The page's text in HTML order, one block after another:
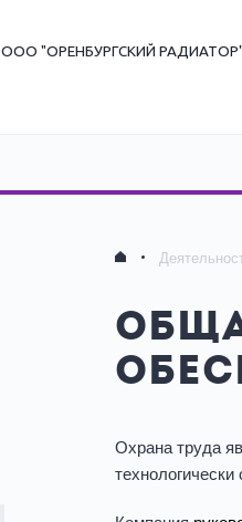
ООО "ОРЕНБУРГСКИЙ РАДИАТОР"
Охрана труда